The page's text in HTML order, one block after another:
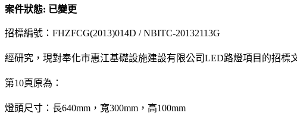
案件狀態: 已變更
招標編號： FHZFCG(2013)014D / NBITC-20132113G
經研究，現對奉化市惠江基礎設施建設有限公司LED路燈項目的招標
第10頁原為：
燈頭尺寸：長640mm ，寬300mm ，高100mm